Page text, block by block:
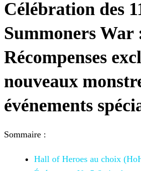
Célébration des
Summoners War
Récompenses
nouveaux
événements
Sommaire :
Hall of Heroes au choix